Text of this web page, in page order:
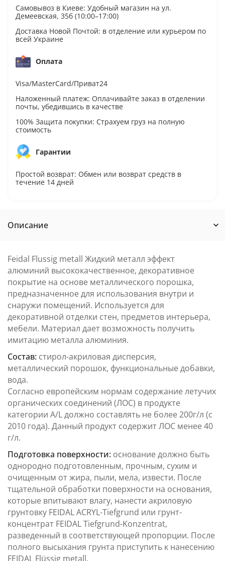
Самовывоз в Киеве: Удобный магазин на ул.
Демеевская, 35б (10:00–17:00)
Доставка Новой Почтой: в отделение или курьером по
всей Украине
Оплата
Visa/MasterCard/Приват24
Наложенный платеж: Оплачивайте заказ в отделении
почты, убедившись в качестве
100% Защита покупки: Страхуем груз на полную
стоимость
Гарантии
Простой возврат: Обмен или возврат средств в
течение 14 дней
Описание
Feidal Flussig metall Жидкий металл эффект
алюминий высококачественное, декоративное
покрытие на основе металлического порошка,
предназначенное для использования внутри и
снаружи помещений. Используется для
декоративной отделки стен, предметов интерьера,
мебели. Материал дает возможность получить
имитацию металла алюминия.
Состав: стирол-акриловая дисперсия,
металлический порошок, функциональные добавки,
вода.
Согласно европейским нормам содержание летучих
органических соединений (ЛОС) в продукте
категории А/L должно составлять не более 200г/л (с
2010 года). Данный продукт содержит ЛОС менее 40
г/л.
Подготовка поверхности: основание должно быть
однородно подготовленным, прочным, сухим и
очищенным от жира, пыли, мела, извести. После
тщательной обработки поверхности на основания,
которые впитывают влагу, нанести акриловую
грунтовку FEIDAL ACRYL-Tiefgrund или грунт-
концентрат FEIDAL Tiefgrund-Konzentrat,
разведенный в соответствующей пропорции. После
полного высыхания грунта приступить к нанесению
FEIDAL Flüssig metall.